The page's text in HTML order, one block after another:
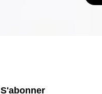
S'abonner